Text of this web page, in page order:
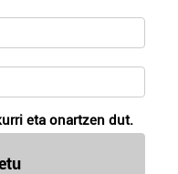
eta onartzen dut.